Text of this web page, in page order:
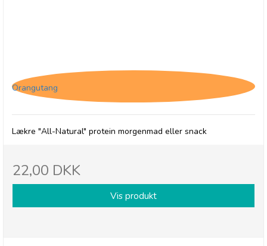
Orangutang
Lækre "All-Natural" protein morgenmad eller snack
22,00 DKK
Vis produkt